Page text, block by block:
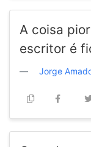
A coisa
escritor é
Jorge